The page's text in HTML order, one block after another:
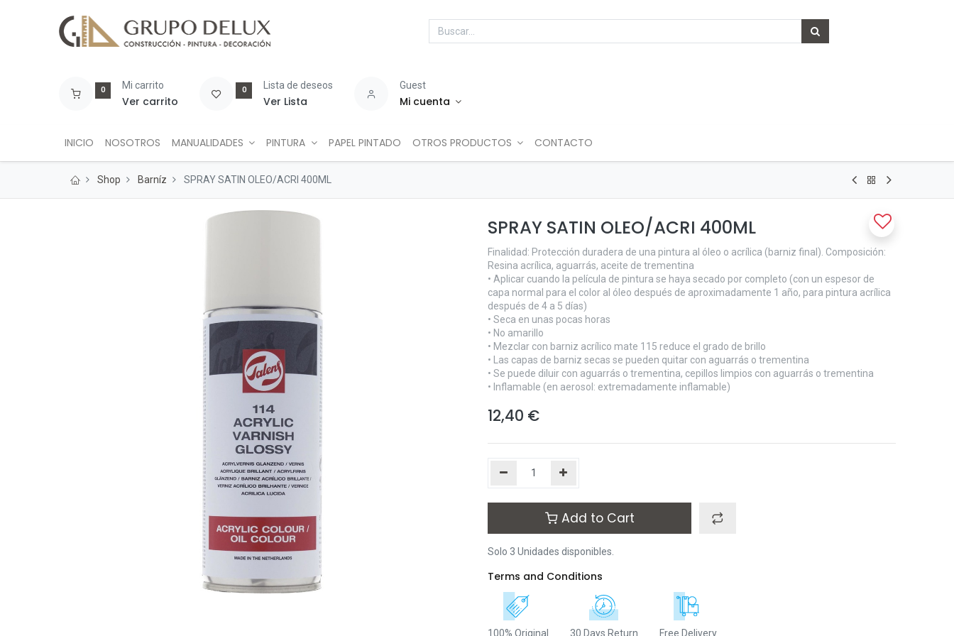
0 Mi carrito
Ver carrito
0 Lista de deseos
Ver Lista
Guest
Mi cuenta
INICIO NOSOTROS MANUALIDADES PINTURA PAPEL PINTADO OTROS PRODUCTOS CONTACTO
Shop Barníz SPRAY SATIN OLEO/ACRI 400ML
SPRAY SATIN OLEO/ACRI 400ML
Finalidad: Protección duradera de una pintura al óleo o acrílica (barniz final). Composición:
Resina acrílica, aguarrás, aceite de trementina
• Aplicar cuando la película de pintura se haya secado por completo (con un espesor de
capa normal para el color al óleo después de aproximadamente 1 año, para pintura acrílica
después de 4 a 5 días)
• Seca en unas pocas horas
• No amarillo
• Mezclar con barniz acrílico mate 115 reduce el grado de brillo
• Las capas de barniz secas se pueden quitar con aguarrás o trementina
• Se puede diluir con aguarrás o trementina, cepillos limpios con aguarrás o trementina
• Inflamable (en aerosol: extremadamente inflamable)
12,40 €
Add to Cart
Solo 3 Unidades disponibles.
Terms and Conditions
100% Original 30 Days Return Free Delivery